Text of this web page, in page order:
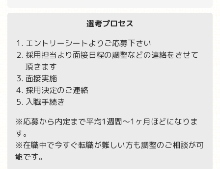
選考プロセス
エントリーシートよりご応募下さい
採用担当より面接日程の調整などの連絡をさせて
頂きます
面接実施
採用決定のご連絡
入職手続き
※応募から内定まで平均1週間～1ヶ月ほどになりま
す。
※在職中で今すぐ転職が難しい方も調整のご相談が可
能です。